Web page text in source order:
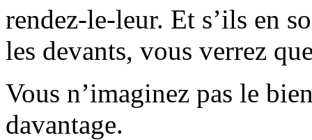
rendez-le-leur. Et s’ils en
les devants, vous verrez
Vous n’imaginez pas le
davantage.